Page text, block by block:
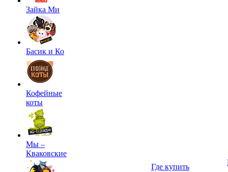
Зайка Ми
Басик и Ко
Кофейные
коты
Мы –
Кваковские
Где купить